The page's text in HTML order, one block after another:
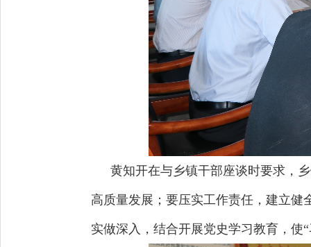
黄知开在与乡镇干部座谈时要求，
高质量发展；要压实工作责任，建立
实做深入，结合开展党史学习教育，使